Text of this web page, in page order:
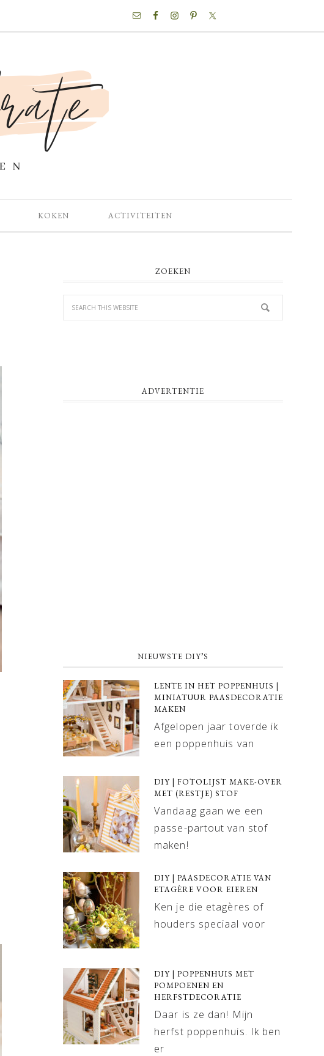
KOKEN ACTIVITEITEN
ZOEKEN
ADVERTENTIE
NIEUWSTE DIY’S
LENTE IN HET POPPENHUIS |
MINIATUUR PAASDECORATIE
MAKEN
Afgelopen jaar toverde ik
een poppenhuis van
DIY | FOTOLIJST MAKE-OVER
MET (RESTJE) STOF
Vandaag gaan we een
passe-partout van stof
maken!
DIY | PAASDECORATIE VAN
ETAGÈRE VOOR EIEREN
Ken je die etagères of
houders speciaal voor
DIY | POPPENHUIS MET
POMPOENEN EN
HERFSTDECORATIE
Daar is ze dan! Mijn
herfst poppenhuis. Ik ben
er